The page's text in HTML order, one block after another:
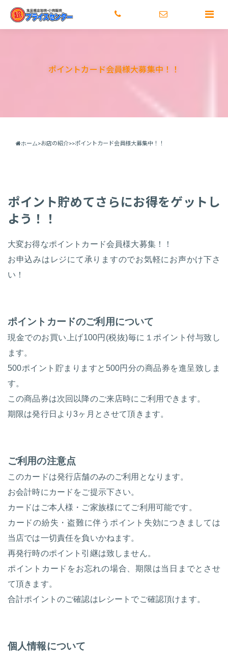
トップ 激安のヒミツ 店舗情報 メディア情報 正社
ポイントカード会員様大募集中！！
ホーム>お店の紹介>>ポイントカード会員様大募集中！！
ポイント貯めてさらにお得をゲットし
よう！！
大変お得なポイントカード会員様大募集！！
お申込みはレジにて承りますのでお気軽にお声かけ下さ
い！
ポイントカードのご利用について
現金でのお買い上げ100円(税抜)毎に１ポイント付与致し
ます。
500ポイント貯まりますと500円分の商品券を進呈致しま
す。
この商品券は次回以降のご来店時にご利用できます。
期限は発行日より3ヶ月とさせて頂きます。
ご利用の注意点
このカードは発行店舗のみのご利用となります。
お会計時にカードをご提示下さい。
カードはご本人様・ご家族様にてご利用可能です。
カードの紛失・盗難に伴うポイント失効につきましては
当店では一切責任を負いかねます。
再発行時のポイント引継は致しません。
ポイントカードをお忘れの場合、期限は当日までとさせ
て頂きます。
合計ポイントのご確認はレシートでご確認頂けます。
個人情報について